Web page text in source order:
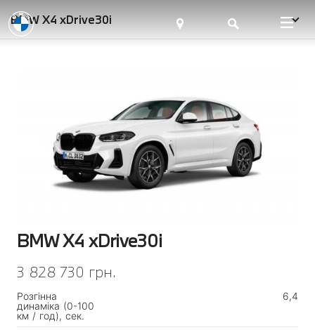
BMW X4 xDrive30i
BMW X4 xDrive30i
3 828 730 грн.
Розгінна
динаміка (0-100
км / год), сек.
6,4